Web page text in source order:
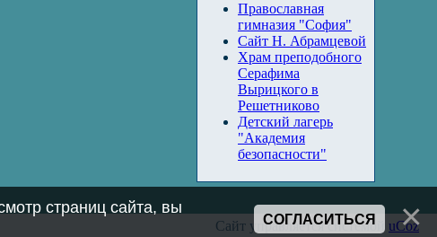
Православная
гимназия "София"
Сайт Н. Абрамцевой
Храм преподобного
Серафима
Вырицкого в
Решетниково
Детский лагерь
"Академия
безопасности"
Сайт управляется системой uCoz
страниц сайта, вы
СОГЛАСИТЬСЯ